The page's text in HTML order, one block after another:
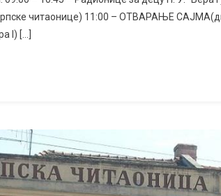
читаонице) 11:00 – ОТВАРАЊЕ
I) […]